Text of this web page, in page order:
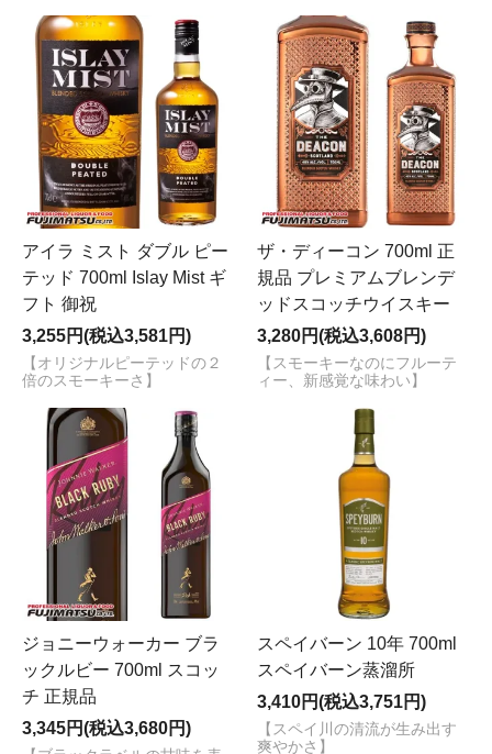
アイラ ミスト ダブル ピー
テッド 700ml Islay Mist ギ
フト 御祝
3,255円(税込3,581円)
【オリジナルピーテッドの２
倍のスモーキーさ】
ザ・ディーコン 700ml 正
規品 プレミアムブレンデ
ッドスコッチウイスキー
3,280円(税込3,608円)
【スモーキーなのにフルーテ
ィー、新感覚な味わい】
ジョニーウォーカー ブラ
ックルビー 700ml スコッ
チ 正規品
3,345円(税込3,680円)
スペイバーン 10年 700ml
スペイバーン蒸溜所
3,410円(税込3,751円)
【スペイ川の清流が生み出す
爽やかさ】